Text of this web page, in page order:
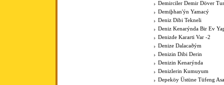
Demirciler Demir Döver
Demiþhan'ýn Yamacý
Deniz Dibi Tekneli
Deniz Kenarýnda Bir Ev
Denizde Kararti Var -2
Denize Dalacaðým
Denizin Dibi Derin
Denizin Kenarýnda
Denizlerin Kumuyum
Depeköy Üstüne Tüfeng